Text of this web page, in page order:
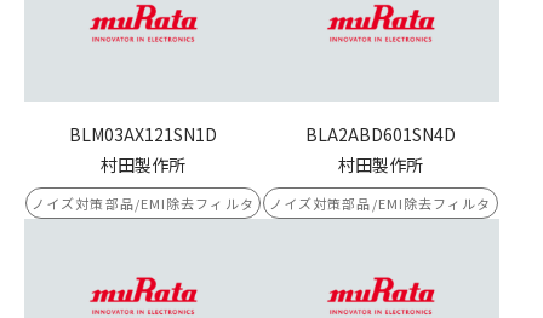
BLM03AX121SN1D
村田製作所
ノイズ対策部品/EMI除去フィルタ
BLA2ABD601SN4D
村田製作所
ノイズ対策部品/EMI除去フィルタ